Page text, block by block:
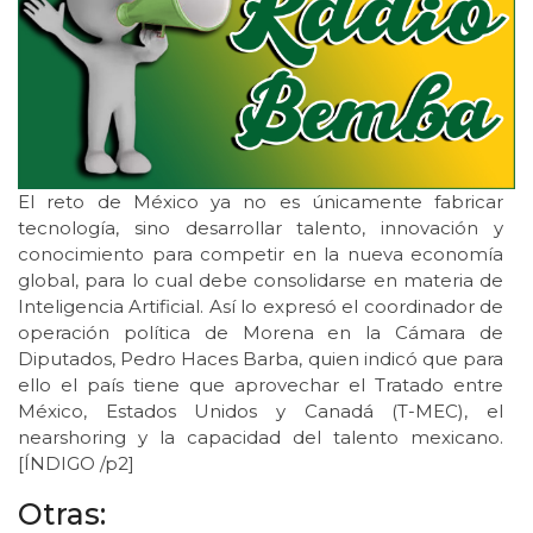
El reto de México ya no es únicamente fabricar
tecnología, sino desarrollar talento, innovación y
conocimiento para competir en la nueva economía
global, para lo cual debe consolidarse en materia de
Inteligencia Artificial. Así lo expresó el coordinador de
operación política de Morena en la Cámara de
Diputados, Pedro Haces Barba, quien indicó que para
ello el país tiene que aprovechar el Tratado entre
México, Estados Unidos y Canadá (T-MEC), el
nearshoring y la capacidad del talento mexicano.
[ÍNDIGO /p2]
Otras: